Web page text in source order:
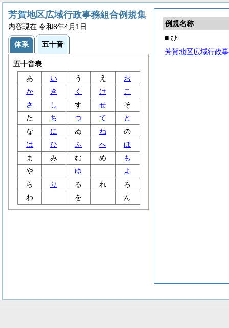
例規名称
■ ひ
芳賀地区広域行政
芳賀地区広域行政事務組合例規集
内容現在 令和8年4月1日
体系 五十音
五十音表
あ
い う え
お
か
き く け
こ
さ
し す せ
そ
た
ち つ て
と
な
に ぬ ね
の
は
ひ ふ へ
ほ
ま
み む め
も
や
ゆ
よ
ら
り る れ
ろ
わ
を ん